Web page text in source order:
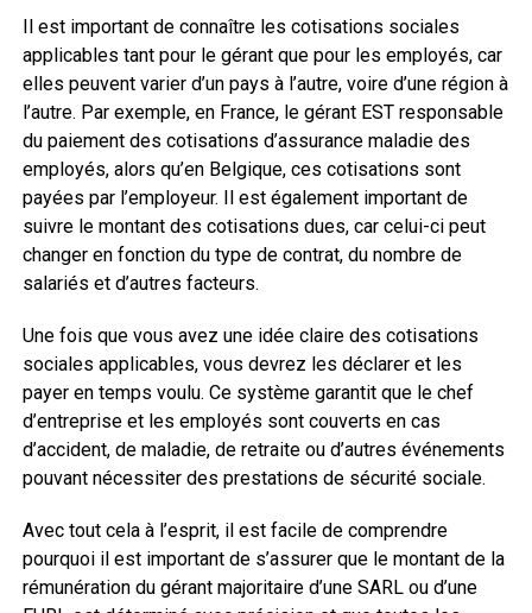
Il est important de connaître les cotisations sociales
applicables tant pour le gérant que pour les employés, car
elles peuvent varier d’un pays à l’autre, voire d’une région à
l’autre. Par exemple, en France, le gérant EST responsable
du paiement des cotisations d’assurance maladie des
employés, alors qu’en Belgique, ces cotisations sont
payées par l’employeur. Il est également important de
suivre le montant des cotisations dues, car celui-ci peut
changer en fonction du type de contrat, du nombre de
salariés et d’autres facteurs.
Une fois que vous avez une idée claire des cotisations
sociales applicables, vous devrez les déclarer et les
payer en temps voulu. Ce système garantit que le chef
d’entreprise et les employés sont couverts en cas
d’accident, de maladie, de retraite ou d’autres événements
pouvant nécessiter des prestations de sécurité sociale.
Avec tout cela à l’esprit, il est facile de comprendre
pourquoi il est important de s’assurer que le montant de la
rémunération du gérant majoritaire d’une SARL ou d’une